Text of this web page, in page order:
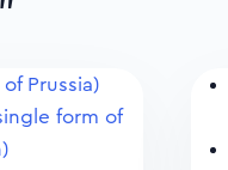
Prussia)
form of